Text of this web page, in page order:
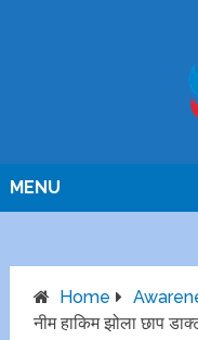
MENU
Home
नीम हाकिम झोला छाप